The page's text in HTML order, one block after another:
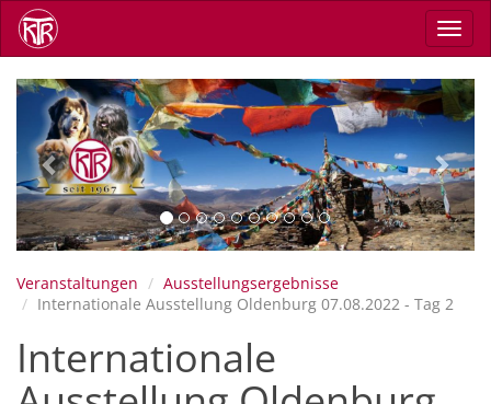
Direkt
zum
Inhalt
Previous Next
Veranstaltungen
Ausstellungsergebnisse
Internationale Ausstellung Oldenburg 07.08.2022 - Tag 2
Internationale